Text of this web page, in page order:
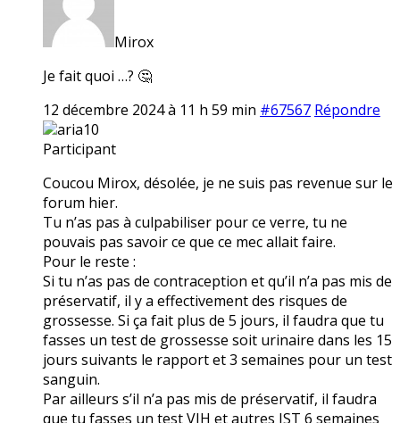
Mirox
Je fait quoi …? 🤔
12 décembre 2024 à 11 h 59 min #67567 Répondre
aria10
Participant
Coucou Mirox, désolée, je ne suis pas revenue sur le
forum hier.
Tu n’as pas à culpabiliser pour ce verre, tu ne
pouvais pas savoir ce que ce mec allait faire.
Pour le reste :
Si tu n’as pas de contraception et qu’il n’a pas mis de
préservatif, il y a effectivement des risques de
grossesse. Si ça fait plus de 5 jours, il faudra que tu
fasses un test de grossesse soit urinaire dans les 15
jours suivants le rapport et 3 semaines pour un test
sanguin.
Par ailleurs s’il n’a pas mis de préservatif, il faudra
que tu fasses un test VIH et autres IST 6 semaines